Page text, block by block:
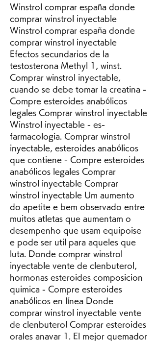
Winstrol comprar españa donde
comprar winstrol inyectable
Winstrol comprar españa donde
comprar winstrol inyectable
Efectos secundarios de la
testosterona Methyl 1, winst.
Comprar winstrol inyectable,
cuando se debe tomar la creatina -
Compre esteroides anabólicos
legales Comprar winstrol inyectable
Winstrol inyectable - es-
farmacologia. Comprar winstrol
inyectable, esteroides anabólicos
que contiene - Compre esteroides
anabólicos legales Comprar
winstrol inyectable Comprar
winstrol inyectable Um aumento
do apetite e bem observado entre
muitos atletas que aumentam o
desempenho que usam equipoise
e pode ser util para aqueles que
luta. Donde comprar winstrol
inyectable vente de clenbuterol,
hormonas esteroides composicion
quimica - Compre esteroides
anabólicos en línea Donde
comprar winstrol inyectable vente
de clenbuterol Comprar esteroides
orales anavar 1. El mejor quemador